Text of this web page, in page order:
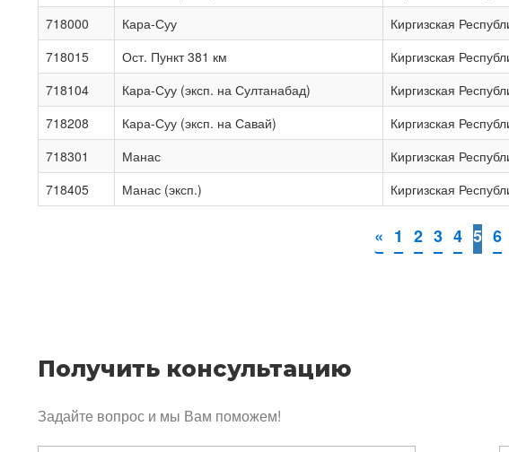
718000
Кара-Суу Киргизская
718015
Ост. Пункт 381 км Киргизская
718104
Кара-Суу (эксп. на Султанабад) Киргизская
718208
Кара-Суу (эксп. на Савай) Киргизская
718301
Манас Киргизская
718405
Манас (эксп.) Киргизская
« 1 2 3 4 5 6
Получить консультацию
Задайте вопрос и мы Вам поможем!